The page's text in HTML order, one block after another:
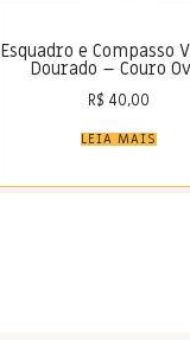
Esquadro e Compasso
Dourado – Couro
R$ 40,00
LEIA MAIS